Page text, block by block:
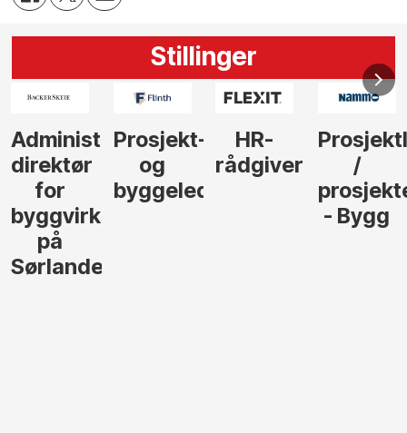
Stillinger
HR-
rådgiver
Prosjektleder
/
prosjekteringsleder
Vi
behøver
elektrofagfolk
Anlegg
søker
Elektro